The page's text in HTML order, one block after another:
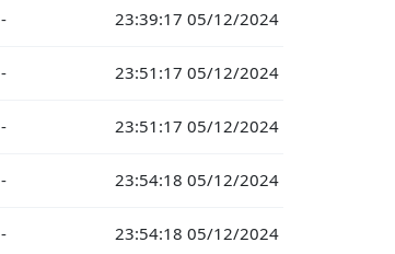
- 23:39:17 05/12/2024
- 23:51:17 05/12/2024
- 23:51:17 05/12/2024
- 23:54:18 05/12/2024
- 23:54:18 05/12/2024